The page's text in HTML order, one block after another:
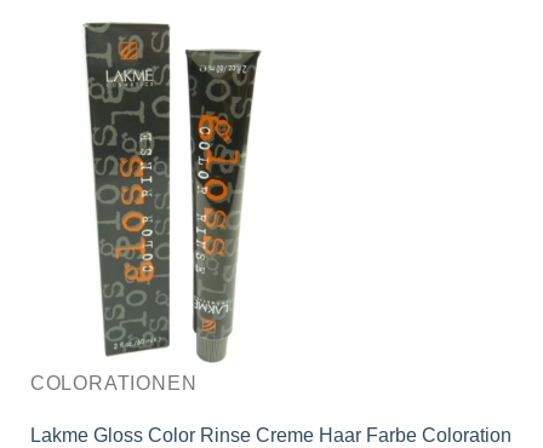
COLORATIONEN
Lakme Gloss Color Rinse Creme Haar Farbe Coloration